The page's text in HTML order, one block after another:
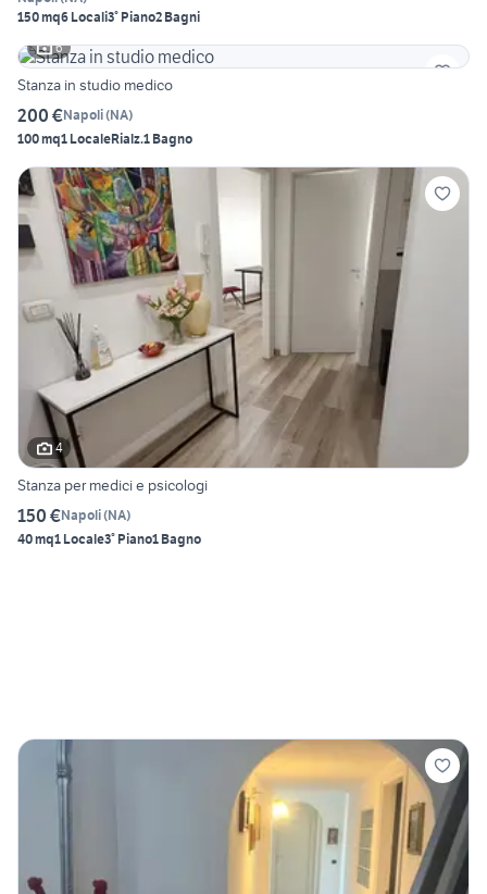
150 mq6 Locali3° Piano2 Bagni
6
Stanza in studio medico
200 €Napoli(NA)
100 mq1 LocaleRialz.1 Bagno
4
Stanza per medici e psicologi
150 €Napoli(NA)
40 mq1 Locale3° Piano1 Bagno